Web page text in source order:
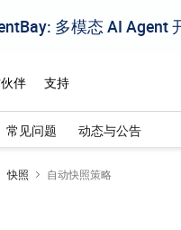
常见问题 动态与公告
快照 自动快照策略